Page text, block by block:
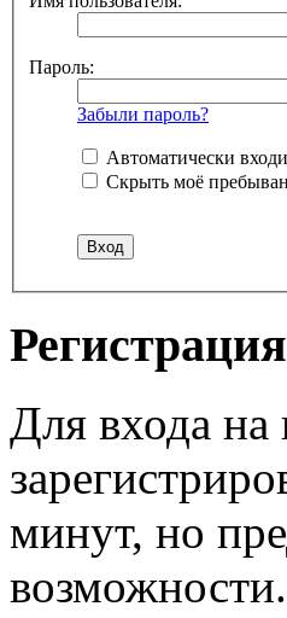
Пароль:
Забыли пароль?
Автоматически
Скрыть моё
Регистрация
Для входа
минут, но